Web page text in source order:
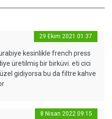
29 Ekim 2021 01:37
kesinlikle french press
üretilmiş bir birküvi. eti cici
gidiyorsa bu da filtre kahve
8 Nisan 2022 09:15